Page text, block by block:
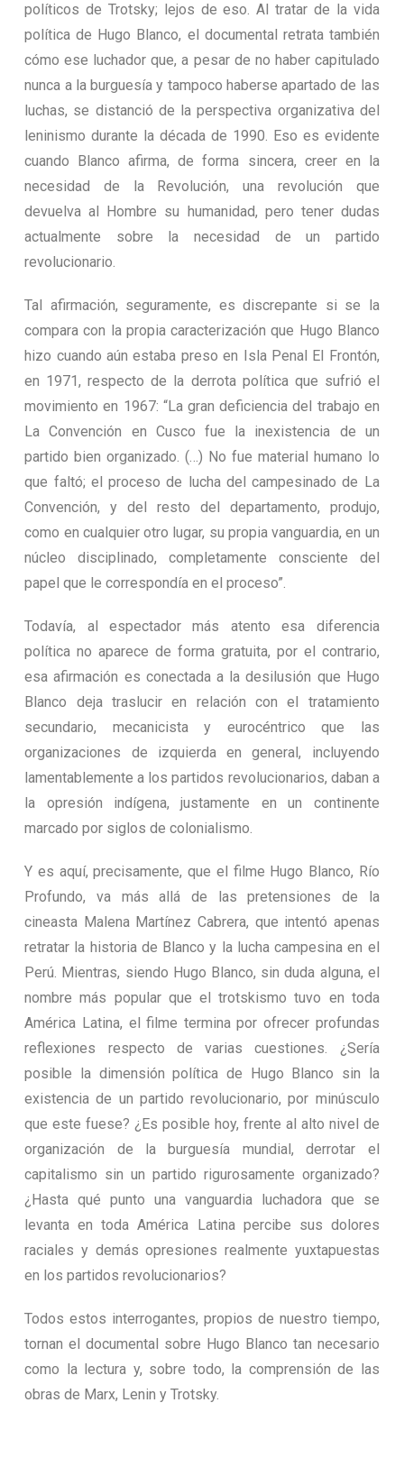
políticos de Trotsky; lejos de eso. Al tratar de la vida
política de Hugo Blanco, el documental retrata también
cómo ese luchador que, a pesar de no haber capitulado
nunca a la burguesía y tampoco haberse apartado de las
luchas, se distanció de la perspectiva organizativa del
leninismo durante la década de 1990. Eso es evidente
cuando Blanco afirma, de forma sincera, creer en la
necesidad de la Revolución, una revolución que
devuelva al Hombre su humanidad, pero tener dudas
actualmente sobre la necesidad de un partido
revolucionario.
Tal afirmación, seguramente, es discrepante si se la
compara con la propia caracterización que Hugo Blanco
hizo cuando aún estaba preso en Isla Penal El Frontón,
en 1971, respecto de la derrota política que sufrió el
movimiento en 1967: “La gran deficiencia del trabajo en
La Convención en Cusco fue la inexistencia de un
partido bien organizado. (…) No fue material humano lo
que faltó; el proceso de lucha del campesinado de La
Convención, y del resto del departamento, produjo,
como en cualquier otro lugar, su propia vanguardia, en un
núcleo disciplinado, completamente consciente del
papel que le correspondía en el proceso”.
Todavía, al espectador más atento esa diferencia
política no aparece de forma gratuita, por el contrario,
esa afirmación es conectada a la desilusión que Hugo
Blanco deja traslucir en relación con el tratamiento
secundario, mecanicista y eurocéntrico que las
organizaciones de izquierda en general, incluyendo
lamentablemente a los partidos revolucionarios, daban a
la opresión indígena, justamente en un continente
marcado por siglos de colonialismo.
Y es aquí, precisamente, que el filme Hugo Blanco, Río
Profundo, va más allá de las pretensiones de la
cineasta Malena Martínez Cabrera, que intentó apenas
retratar la historia de Blanco y la lucha campesina en el
Perú. Mientras, siendo Hugo Blanco, sin duda alguna, el
nombre más popular que el trotskismo tuvo en toda
América Latina, el filme termina por ofrecer profundas
reflexiones respecto de varias cuestiones. ¿Sería
posible la dimensión política de Hugo Blanco sin la
existencia de un partido revolucionario, por minúsculo
que este fuese? ¿Es posible hoy, frente al alto nivel de
organización de la burguesía mundial, derrotar el
capitalismo sin un partido rigurosamente organizado?
¿Hasta qué punto una vanguardia luchadora que se
levanta en toda América Latina percibe sus dolores
raciales y demás opresiones realmente yuxtapuestas
en los partidos revolucionarios?
Todos estos interrogantes, propios de nuestro tiempo,
tornan el documental sobre Hugo Blanco tan necesario
como la lectura y, sobre todo, la comprensión de las
obras de Marx, Lenin y Trotsky.